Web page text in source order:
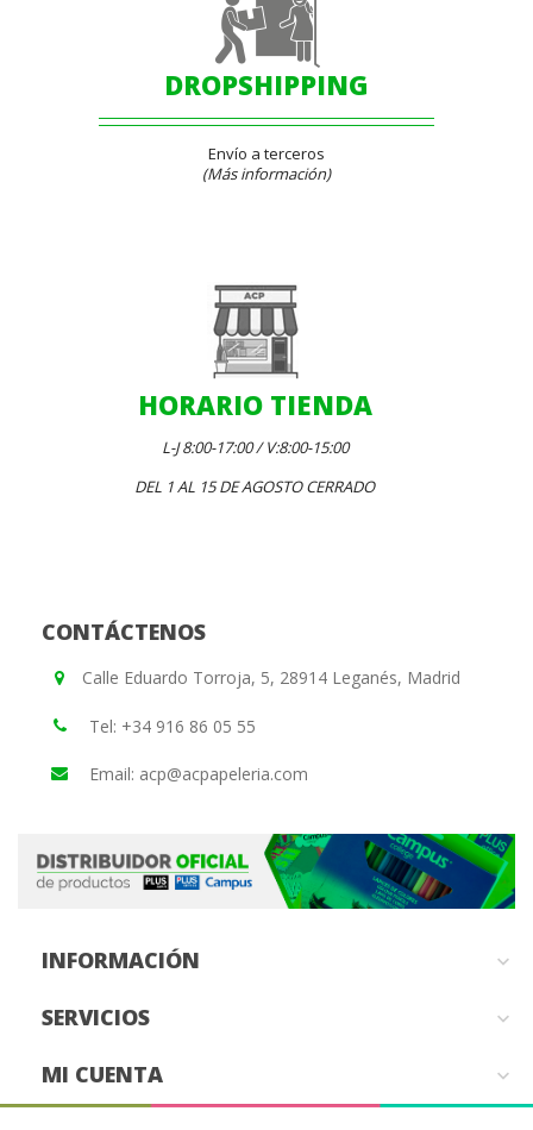
DROPSHIPPING
Envío a terceros
(Más información)
HORARIO TIENDA
L-J 8:00-17:00 / V:8:00-15:00
DEL 1 AL 15 DE AGOSTO CERRADO
CONTÁCTENOS
Calle Eduardo Torroja, 5, 28914 Leganés, Madrid
Tel: +34 916 86 05 55
Email: acp@acpapeleria.com
INFORMACIÓN 
SERVICIOS 
MI CUENTA 